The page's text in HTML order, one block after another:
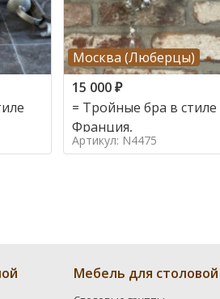
Москва (Люберцы)
15 000₽
= Тройные бра в стиле
Франция,
Артикул: N4475
Мебель для столовой